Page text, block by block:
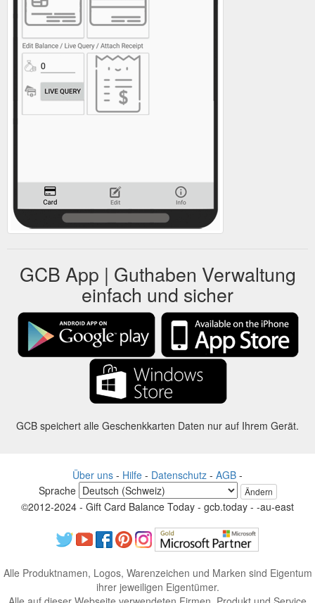
GCB App | Guthaben Verwaltung
einfach und sicher
GCB speichert alle Geschenkkarten Daten nur auf Ihrem Gerät.
Über uns - Hilfe - Datenschutz - AGB -
Sprache
Ändern
©2012-2024 - Gift Card Balance Today - gcb.today - -au-east
Alle Produktnamen, Logos, Warenzeichen und Marken sind Eigentum
ihrer jeweiligen Eigentümer.